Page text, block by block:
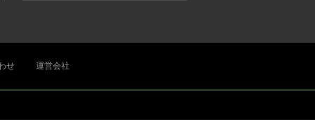
せ 運営会社